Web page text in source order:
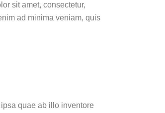
sit amet, consectetur,
ad minima veniam, quis
quae ab illo inventore